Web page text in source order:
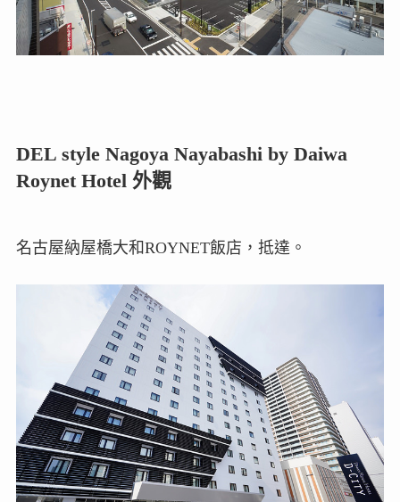
DEL style Nagoya Nayabashi by Daiwa
Roynet Hotel 外觀
名古屋納屋橋大和ROYNET飯店，抵達。